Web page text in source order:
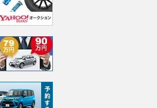
ロールスロイス ゴース
ト ロールスロイス ゴ
ースト(第1世代 / RR4)
支払総額
905